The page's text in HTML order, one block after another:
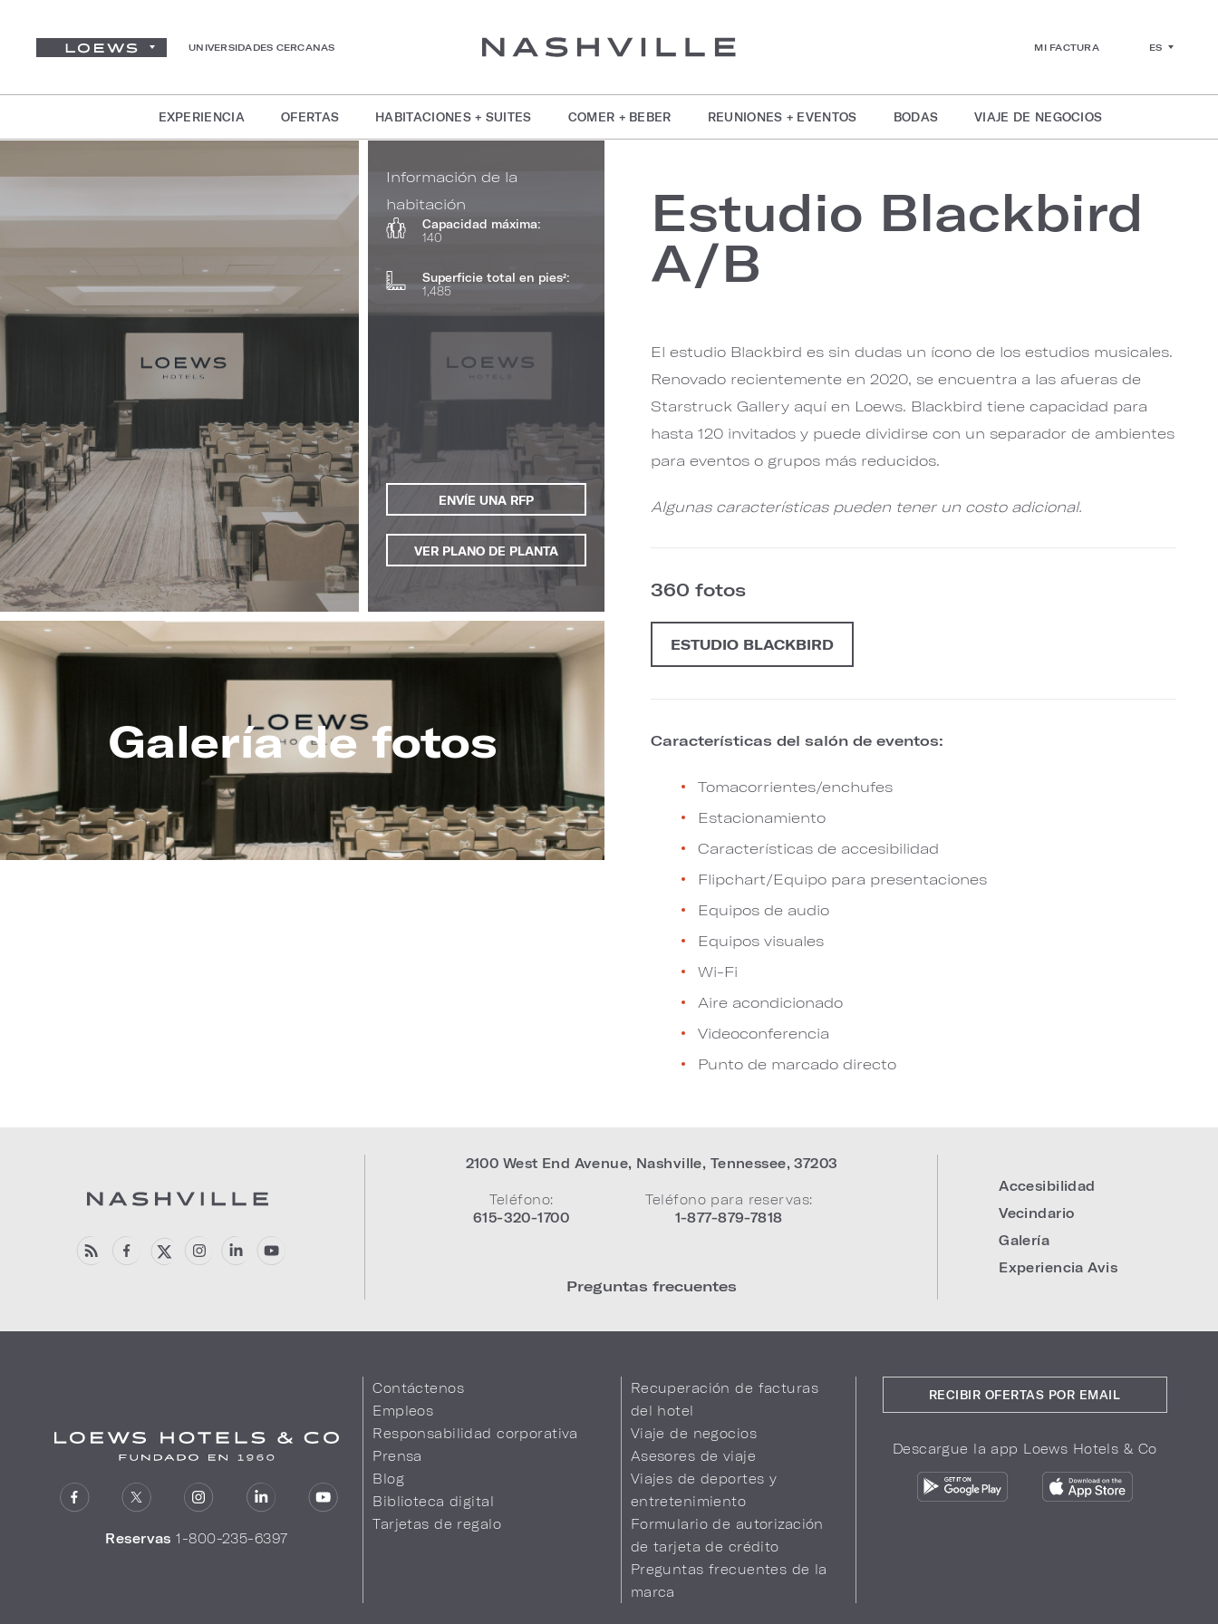
UNIVERSIDADES CERCANAS MI FACTURA ES
EXPERIENCIA OFERTAS HABITACIONES + SUITES COMER + BEBER REUNIONES + EVENTOS BODAS VIAJE DE NEGOCIOS
Información de la
habitación
Capacidad máxima:
140
Superficie total en pies²:
1,485
ENVÍE UNA RFP
VER PLANO DE PLANTA
Galería de fotos
Estudio Blackbird
A/B
El estudio Blackbird es sin dudas un ícono de los estudios musicales.
Renovado recientemente en 2020, se encuentra a las afueras de
Starstruck Gallery aquí en Loews. Blackbird tiene capacidad para
hasta 120 invitados y puede dividirse con un separador de ambientes
para eventos o grupos más reducidos.
Algunas características pueden tener un costo adicional.
360 fotos
ESTUDIO BLACKBIRD
Características del salón de eventos:
Tomacorrientes/enchufes
Estacionamiento
Características de accesibilidad
Flipchart/Equipo para presentaciones
Equipos de audio
Equipos visuales
Wi-Fi
Aire acondicionado
Videoconferencia
Punto de marcado directo
2100 West End Avenue, Nashville, Tennessee,37203
Teléfono:
615-320-1700
Teléfono para reservas:
1-877-879-7818
Preguntas frecuentes
Accesibilidad
Vecindario
Galería
Experiencia Avis
Reservas 1-800-235-6397
Contáctenos
Empleos
Responsabilidad corporativa
Prensa
Blog
Biblioteca digital
Tarjetas de regalo
Recuperación de facturas
del hotel
Viaje de negocios
Asesores de viaje
Viajes de deportes y
entretenimiento
Formulario de autorización
de tarjeta de crédito
Preguntas frecuentes de la
marca
RECIBIR OFERTAS POR EMAIL
Descargue la app Loews Hotels & Co